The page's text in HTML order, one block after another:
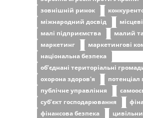
зовнішній ринок
міжнародний досвід
малі підприємства
малий
маркетинг
маркетингові
національна безпека
об’єднані територіальні
охорона здоров'я
потенціал
публічне управління
суб’єкт господарювання
фінансова безпека